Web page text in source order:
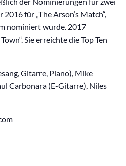
für „The Arson’s Match“,
nominiert wurde. 2017
Sie erreichte die Top Ten
Gitarre, Piano), Mike
Carbonara (E-Gitarre), Niles